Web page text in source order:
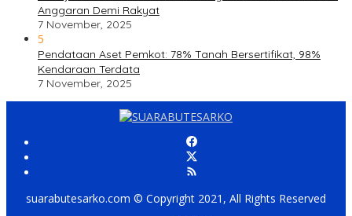
Anggaran Demi Rakyat
7 November, 2025
5
Pendataan Aset Pemkot: 78% Tanah Bersertifikat, 98%
Kendaraan Terdata
7 November, 2025
suarabutesarko.com © Copyright 2021, All Rights Reserved